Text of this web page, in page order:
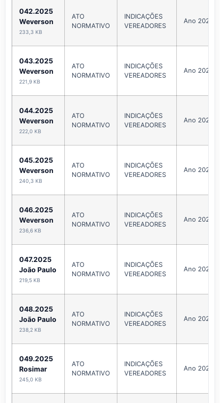
042.2025
Weverson
233,3 KB
ATO
NORMATIVO
INDICAÇÕES
VEREADORES
Ano 2025
043.2025
Weverson
221,9 KB
ATO
NORMATIVO
INDICAÇÕES
VEREADORES
Ano 2025
044.2025
Weverson
222,0 KB
ATO
NORMATIVO
INDICAÇÕES
VEREADORES
Ano 2025
045.2025
Weverson
240,3 KB
ATO
NORMATIVO
INDICAÇÕES
VEREADORES
Ano 2025
046.2025
Weverson
236,6 KB
ATO
NORMATIVO
INDICAÇÕES
VEREADORES
Ano 2025
047.2025
João Paulo
219,5 KB
ATO
NORMATIVO
INDICAÇÕES
VEREADORES
Ano 2025
048.2025
João Paulo
238,2 KB
ATO
NORMATIVO
INDICAÇÕES
VEREADORES
Ano 2025
049.2025
Rosimar
245,0 KB
ATO
NORMATIVO
INDICAÇÕES
VEREADORES
Ano 2025